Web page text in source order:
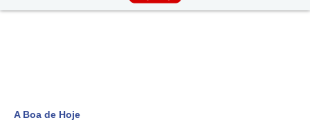
A Boa de Hoje